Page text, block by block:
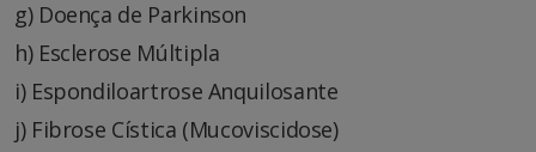
g) Doença de Parkinson
h) Esclerose Múltipla
i) Espondiloartrose Anquilosante
j) Fibrose Cística (Mucoviscidose)